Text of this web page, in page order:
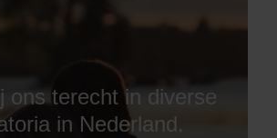
ons terecht in diverse
in Nederland.